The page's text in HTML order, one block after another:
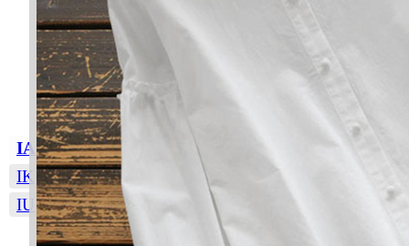
IA IB IC
IK
IL IM
IU
IW IY